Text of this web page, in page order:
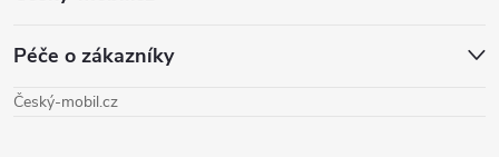
pPéče o zákazníky
Český-mobil.cz